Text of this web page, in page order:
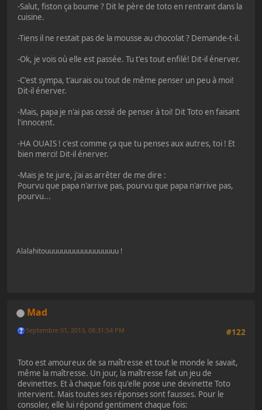
-Salut, fiston ça boume ? Dit le père de toto en rentrant dans la
cuisine.
-Tiens il ne restait pas de la mousse au chocolat ? Demande-t-il.
-Ok, je vois où elle est passée. Tu t'es tout enfilé! Dit-il énerver.
-C'est sympa, t'aurais ou tout de même penser un peu à moi!
Dit-il énerver.
-Mais, papa je n'ai pas cessé de penser à toi! Dit Toto en faisant
l'innocent.
-HA OUAIS ! c'est comme ça que tu penses aux autres, toi ! Et
bien merci! Dit-il énerver.
-Mais je te jure, j'ai as arrêter de me dire :
Pourvu que papa n'arrive pas, pourvu que papa n'arrive pas,
pourvu...
Alalahitouuuuuuuuuuuuuuuuuu !
Mad
#122
Septembre 01, 2013, 08:31:54 PM
Toto est amoureux de sa maîtresse et tout le monde le savait,
même la maîtresse. Un jour, la maîtresse fait un jeu de
devinettes. Et à chaque fois qu'elle pose une devinette Toto
intervient. Mais toutes ses réponses sont fausses. Pour le
consoler, elle lui répond gentiment chaque fois: